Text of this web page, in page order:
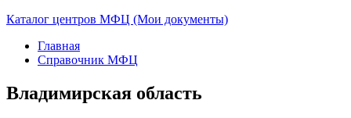
Каталог центров МФЦ (Мои документы)
Главная
Справочник МФЦ
Владимирская область